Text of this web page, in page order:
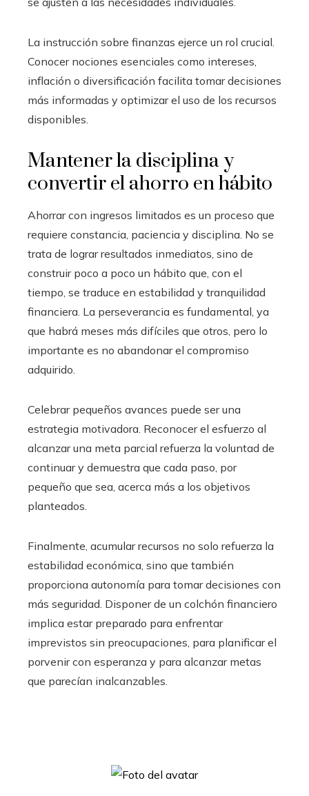
La instrucción sobre finanzas ejerce un rol crucial.
Conocer nociones esenciales como intereses,
inflación o diversificación facilita tomar decisiones
más informadas y optimizar el uso de los recursos
disponibles.
Mantener la disciplina y
convertir el ahorro en hábito
Ahorrar con ingresos limitados es un proceso que
requiere constancia, paciencia y disciplina. No se
trata de lograr resultados inmediatos, sino de
construir poco a poco un hábito que, con el
tiempo, se traduce en estabilidad y tranquilidad
financiera. La perseverancia es fundamental, ya
que habrá meses más difíciles que otros, pero lo
importante es no abandonar el compromiso
adquirido.
Celebrar pequeños avances puede ser una
estrategia motivadora. Reconocer el esfuerzo al
alcanzar una meta parcial refuerza la voluntad de
continuar y demuestra que cada paso, por
pequeño que sea, acerca más a los objetivos
planteados.
Finalmente, acumular recursos no solo refuerza la
estabilidad económica, sino que también
proporciona autonomía para tomar decisiones con
más seguridad. Disponer de un colchón financiero
implica estar preparado para enfrentar
imprevistos sin preocupaciones, para planificar el
porvenir con esperanza y para alcanzar metas
que parecían inalcanzables.